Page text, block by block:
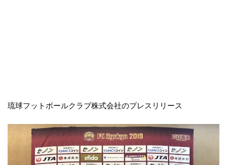
琉球フットボールクラブ株式会社のプレスリリース